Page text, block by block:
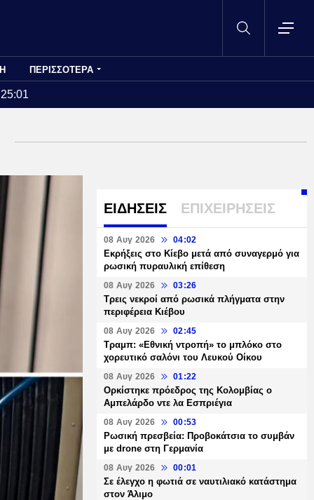
ΠΕΡΙΣΣΟΤΕΡΑ
ΕΙΔΗΣΕΙΣ ΕΠΙΧΕΙΡΗΣΕΙΣ
08 Αυγ 2026 04:02
Εκρήξεις στο Κίεβο μετά από συναγερμό για
ρωσική πυραυλική επίθεση
08 Αυγ 2026 03:26
Τρεις νεκροί από ρωσικά πλήγματα στην
περιφέρεια Κιέβου
08 Αυγ 2026 02:45
Τραμπ: «Εθνική ντροπή» το μπλόκο στο
χορευτικό σαλόνι του Λευκού Οίκου
08 Αυγ 2026 01:22
Ορκίστηκε πρόεδρος της Κολομβίας ο
Αμπελάρδο ντε λα Εσπριέγια
08 Αυγ 2026 00:53
Ρωσική πρεσβεία: Προβοκάτσια το συμβάν
με drone στη Γερμανία
08 Αυγ 2026 00:01
Σε έλεγχο η φωτιά σε ναυτιλιακό κατάστημα
στον Άλιμο